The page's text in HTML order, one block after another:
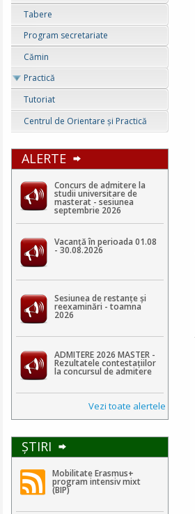
Tabere
Program secretariate
Cămin
Practică
Tutoriat
Centrul de Orientare şi Practică
ALERTE
Concurs de admitere la
studii universitare de
masterat - sesiunea
septembrie 2026
Vacanță în perioada 01.08
- 30.08.2026
Sesiunea de restanțe și
reexaminări - toamna
2026
ADMITERE 2026 MASTER -
Rezultatele contestaţiilor
la concursul de admitere
Vezi toate alertele
ŞTIRI
Mobilitate Erasmus+
program intensiv mixt
(BIP)